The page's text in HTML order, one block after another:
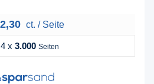
2,30 ct. / Seite
4 x 3.000 Seiten